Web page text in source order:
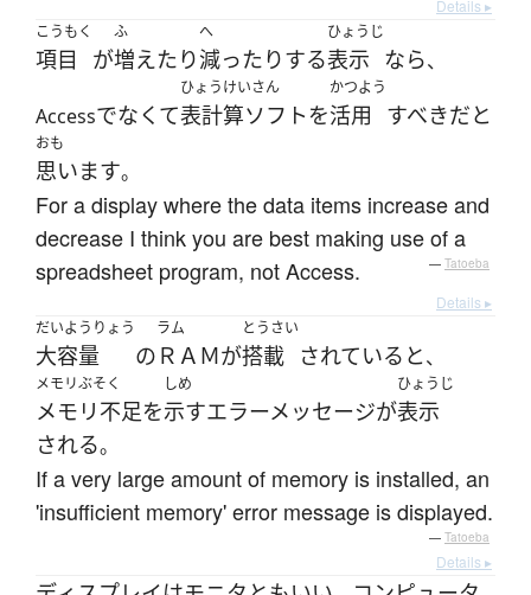
Details ▸
こうもく
項目 が
ふ
増えたり
へ
減ったりする
ひょうじ
表示 なら、
Accessでなくて
ひょうけいさん
表計算ソフト を
かつよう
活用 すべきだと
おも
思います。
For a display where the data items increase and
decrease I think you are best making use of a
spreadsheet program, not Access.
— Tatoeba
Details ▸
だいようりょう
大容量 の
ラム
ＲＡＭが
とうさい
搭載 されている と、
メモリぶそく
メモリ不足を
しめ
示すエラーメッセージが
ひょうじ
表示
される。
If a very large amount of memory is installed, an
'insufficient memory' error message is displayed.
— Tatoeba
Details ▸